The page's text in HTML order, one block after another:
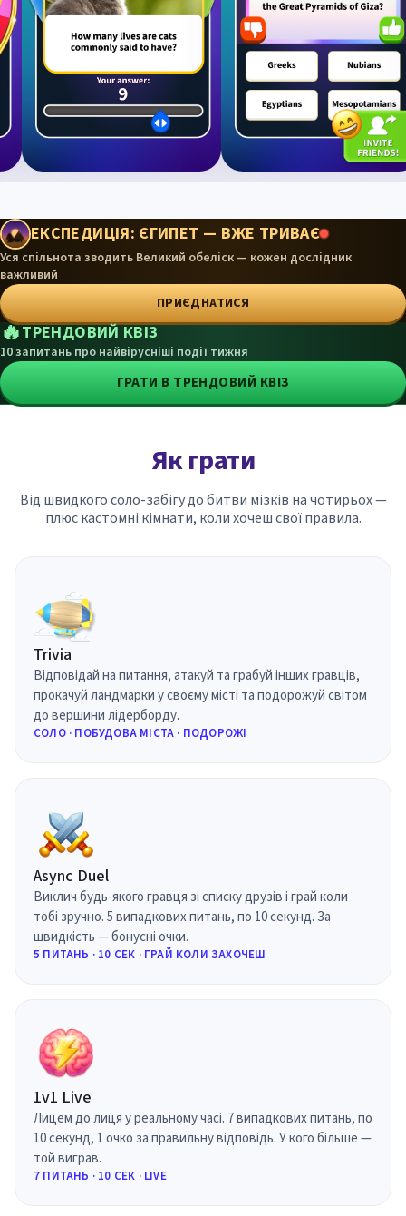
ЕКСПЕДИЦІЯ: ЄГИПЕТ — ВЖЕ ТРИВАЄ
Уся спільнота зводить Великий обеліск — кожен дослідник
важливий
ПРИЄДНАТИСЯ
🔥ТРЕНДОВИЙ КВІЗ
10 запитань про найвірусніші події тижня
ГРАТИ В ТРЕНДОВИЙ КВІЗ
Як грати
Від швидкого соло-забігу до битви мізків на чотирьох —
плюс кастомні кімнати, коли хочеш свої правила.
Trivia
Відповідай на питання, атакуй та грабуй інших гравців,
прокачуй ландмарки у своєму місті та подорожуй світом
до вершини лідерборду.
СОЛО · ПОБУДОВА МІСТА · ПОДОРОЖІ
Async Duel
Виклич будь-якого гравця зі списку друзів і грай коли
тобі зручно. 5 випадкових питань, по 10 секунд. За
швидкість — бонусні очки.
5 ПИТАНЬ · 10 СЕК · ГРАЙ КОЛИ ЗАХОЧЕШ
1v1 Live
Лицем до лиця у реальному часі. 7 випадкових питань, по
10 секунд, 1 очко за правильну відповідь. У кого більше —
той виграв.
7 ПИТАНЬ · 10 СЕК · LIVE